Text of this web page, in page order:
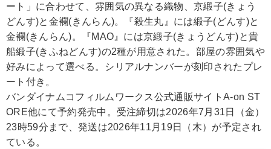
ート」に合わせて、雰囲気の異なる織物、京緞子(きょう
どんす)と金襴(きんらん)。『殺生丸』には緞子(どんす)と
金襴(きんらん)。『MAO』には京緞子(きょうどんす)と貴
船緞子(きふねどんす)の2種が用意された。部屋の雰囲気や
好みによって選べる。シリアルナンバーが刻印されたプレ
ート付き。
バンダイナムコフィルムワークス公式通販サイトA-on ST
ORE他にて予約発売中。受注締切は2026年7月31日（金）
23時59分まで、発送は2026年11月19日（木）が予定され
ている。